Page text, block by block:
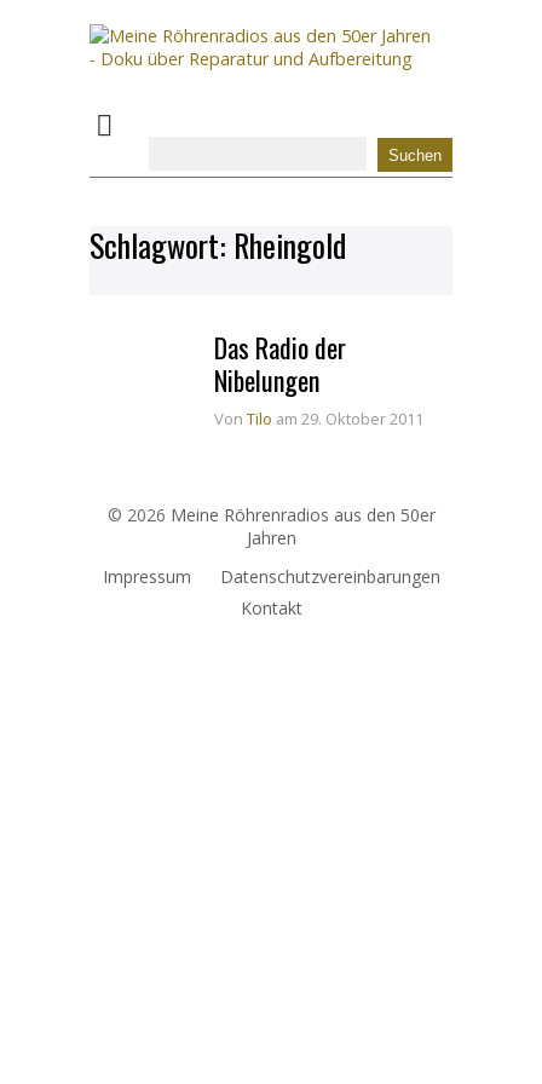
Schlagwort: Rheingold
Das Radio der
Nibelungen
Von Tilo am 29. Oktober 2011
© 2026 Meine Röhrenradios aus den 50er
Jahren
Impressum
Datenschutzvereinbarungen
Kontakt